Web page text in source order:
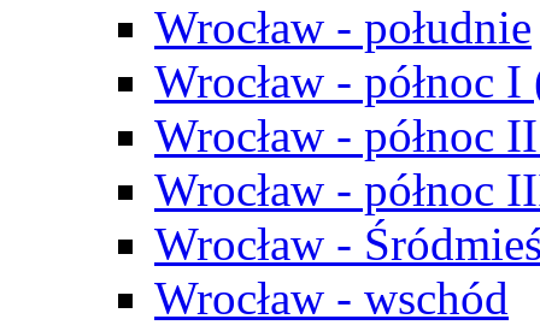
Wrocław - południe
Wrocław - północ
Wrocław - północ
Wrocław - północ
Wrocław -
Wrocław - wschód